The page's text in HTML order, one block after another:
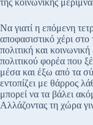
της κοινωνικής
Να γιατί η επόμενη
αποφασιστικό χέρι
πολιτική και
πολιτικού φορέα που
μέσα και έξω από τα
εντοπίζει με θάρρος
μπορεί να τα βάλει
Αλλάζοντας τη χώρα